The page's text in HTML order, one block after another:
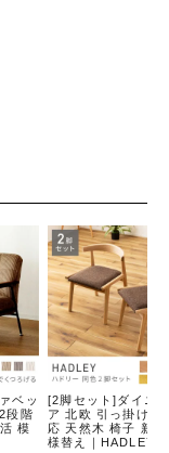
ベッ
段階
模
[2脚セット]ダイニ
ア 北欧 引っ掛け
応 天然木 椅子 新
様替え｜HADLEY